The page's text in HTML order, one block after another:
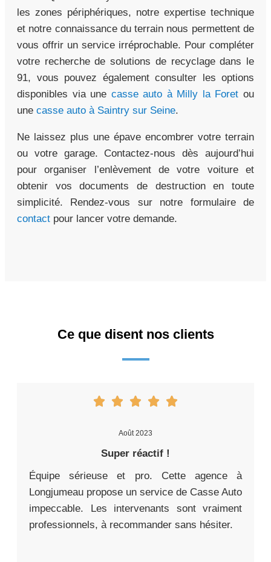
les zones périphériques, notre expertise technique
et notre connaissance du terrain nous permettent de
vous offrir un service irréprochable. Pour compléter
votre recherche de solutions de recyclage dans le
91, vous pouvez également consulter les options
disponibles via une casse auto à Milly la Foret ou
une casse auto à Saintry sur Seine.
Ne laissez plus une épave encombrer votre terrain
ou votre garage. Contactez-nous dès aujourd’hui
pour organiser l’enlèvement de votre voiture et
obtenir vos documents de destruction en toute
simplicité. Rendez-vous sur notre formulaire de
contact pour lancer votre demande.
Ce que disent nos clients
Août 2023
Super réactif !
Équipe sérieuse et pro. Cette agence à
Longjumeau propose un service de Casse Auto
impeccable. Les intervenants sont vraiment
professionnels, à recommander sans hésiter.